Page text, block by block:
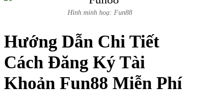
Hình minh hoạ: Fun88
Hướng Dẫn Chi Tiết
Cách Đăng Ký Tài
Khoản Fun88 Miễn Phí